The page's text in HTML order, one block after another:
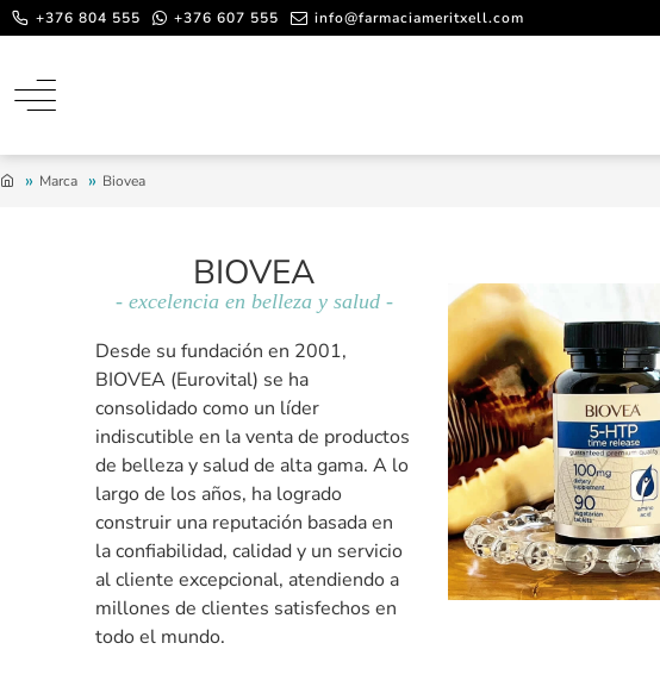
+376 804 555 +376 607 555 info@farmaciameritxell.com
Marca Biovea
BIOVEA
- excelencia en belleza y salud -
Desde su fundación en 2001,
BIOVEA (Eurovital) se ha
consolidado como un líder
indiscutible en la venta de productos
de belleza y salud de alta gama. A lo
largo de los años, ha logrado
construir una reputación basada en
la confiabilidad, calidad y un servicio
al cliente excepcional, atendiendo a
millones de clientes satisfechos en
todo el mundo.